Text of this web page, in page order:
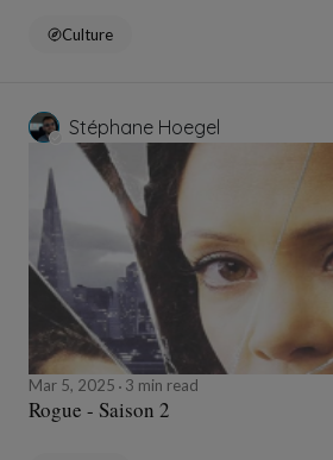
Culture
Stéphane Hoegel
Mar 5, 2025 3 min read
Rogue - Saison 2